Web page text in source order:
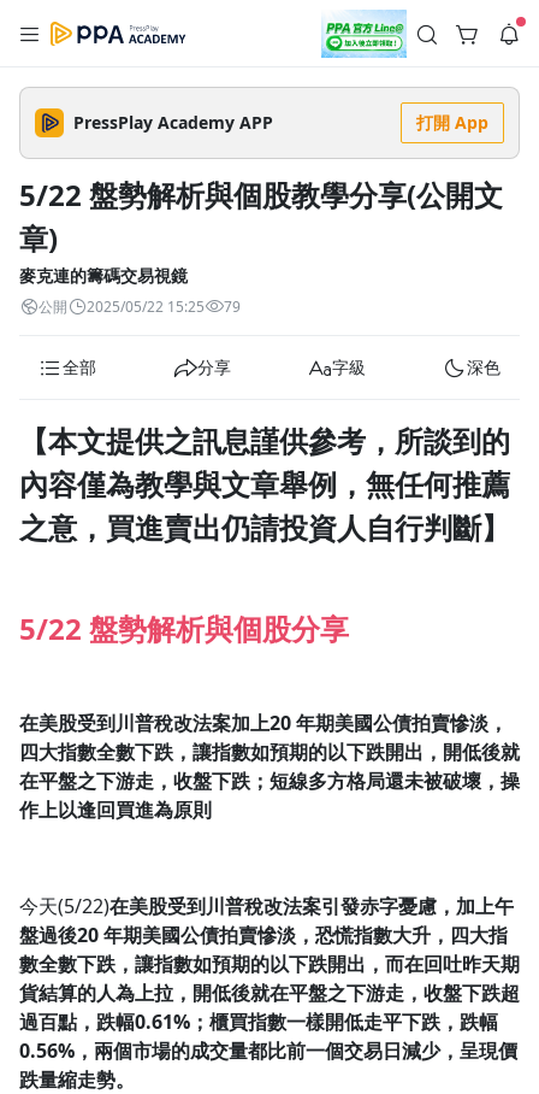
註冊領取 上千元優惠券！
公告
🌞 PPA 避暑津貼．冷氣房升級｜期間快閃活動
🥵 酷暑限時快閃｜單筆滿 NT$2,500 現折 NT$300、再贈最高
2% 點數回饋！🚀 酷暑來襲．偷偷在冷氣房升級 📈⭐️ 【冷氣房
進修 限時開跑】◾單筆滿 NT$2,500 現折 NT$300◾活動期間：
$5,000 回饋 2% 點數🎁 此為 PPA 官方帳號 Line@ 專屬活動，加
入好友👉 享有「渠道專屬活動」及「個人化推播」！
2 天前
PressPlay Academy APP 打開 App
5/22 盤勢解析與個股教學分享(公開文
章)
麥克連的籌碼交易視鏡
公開 2025/05/22 15:25 79
全部 分享 字級 深色
【本文提供之訊息謹供參考，所談到的
內容僅為教學與文章舉例，無任何推薦
之意，買進賣出仍請投資人自行判斷】
5/22 盤勢解析與個股分享
在美股受到川普稅改法案加上20年期美國公債拍賣慘淡，
四大指數全數下跌，讓指數如預期的以下跌開出，開低後就
在平盤之下游走，收盤下跌；短線多方格局還未被破壞，操
作上以逢回買進為原則
今天(5/22)在美股受到川普稅改法案引發赤字憂慮，加上午
盤過後20年期美國公債拍賣慘淡，恐慌指數大升，四大指
數全數下跌，讓指數如預期的以下跌開出，而在回吐昨天期
貨結算的人為上拉，開低後就在平盤之下游走，收盤下跌超
過百點，跌幅0.61% ；櫃買指數一樣開低走平下跌，跌幅
0.56% ，兩個市場的成交量都比前一個交易日減少，呈現價
跌量縮走勢。
--:-- --:--
2.0x
1.5x
1.25x
0.75x
追蹤列表
去逛逛
清除全部